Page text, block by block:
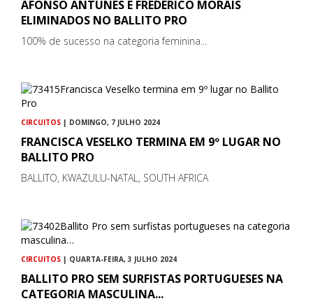
AFONSO ANTUNES E FREDERICO MORAIS
ELIMINADOS NO BALLITO PRO
100% de sucesso na categoria feminina...
CIRCUITOS | DOMINGO, 7 JULHO 2024
FRANCISCA VESELKO TERMINA EM 9º LUGAR NO
BALLITO PRO
BALLITO, KWAZULU-NATAL, SOUTH AFRICA
CIRCUITOS | QUARTA-FEIRA, 3 JULHO 2024
BALLITO PRO SEM SURFISTAS PORTUGUESES NA
CATEGORIA MASCULINA...